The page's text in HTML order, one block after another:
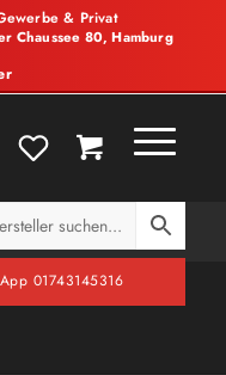
& Privat
Chaussee 80, Hamburg
01743145316